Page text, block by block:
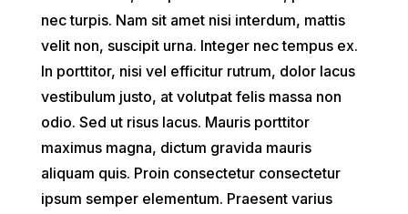
nec turpis. Nam sit amet nisi interdum, mattis
velit non, suscipit urna. Integer nec tempus ex.
In porttitor, nisi vel efficitur rutrum, dolor lacus
vestibulum justo, at volutpat felis massa non
odio. Sed ut risus lacus. Mauris porttitor
maximus magna, dictum gravida mauris
aliquam quis. Proin consectetur consectetur
ipsum semper elementum. Praesent varius